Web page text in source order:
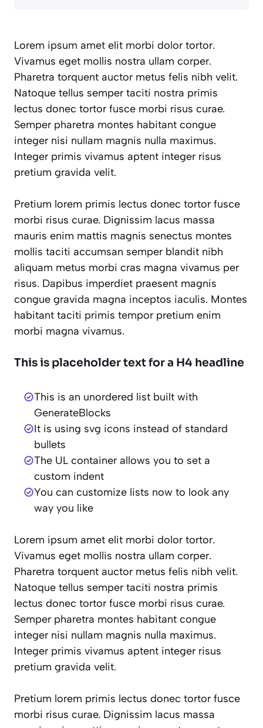
Lorem ipsum amet elit morbi dolor tortor.
Vivamus eget mollis nostra ullam corper.
Pharetra torquent auctor metus felis nibh velit.
Natoque tellus semper taciti nostra primis
lectus donec tortor fusce morbi risus curae.
Semper pharetra montes habitant congue
integer nisi nullam magnis nulla maximus.
Integer primis vivamus aptent integer risus
pretium gravida velit.
Pretium lorem primis lectus donec tortor fusce
morbi risus curae. Dignissim lacus massa
mauris enim mattis magnis senectus montes
mollis taciti accumsan semper blandit nibh
aliquam metus morbi cras magna vivamus per
risus. Dapibus imperdiet praesent magnis
congue gravida magna inceptos iaculis. Montes
habitant taciti primis tempor pretium enim
morbi magna vivamus.
This is placeholder text for a H4 headline
This is an unordered list built with
GenerateBlocks
It is using svg icons instead of standard
bullets
The UL container allows you to set a
custom indent
You can customize lists now to look any
way you like
Lorem ipsum amet elit morbi dolor tortor.
Vivamus eget mollis nostra ullam corper.
Pharetra torquent auctor metus felis nibh velit.
Natoque tellus semper taciti nostra primis
lectus donec tortor fusce morbi risus curae.
Semper pharetra montes habitant congue
integer nisi nullam magnis nulla maximus.
Integer primis vivamus aptent integer risus
pretium gravida velit.
Pretium lorem primis lectus donec tortor fusce
morbi risus curae. Dignissim lacus massa